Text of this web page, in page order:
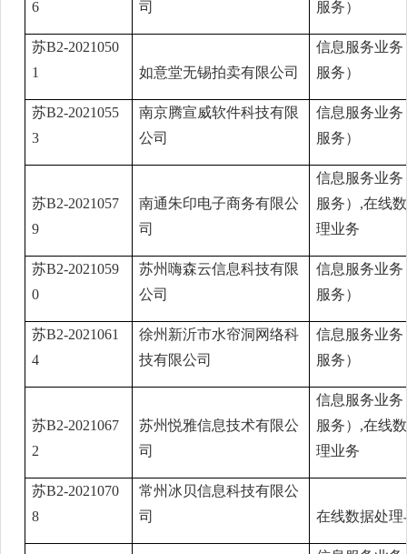
6
司
服务）
苏B2-2021050
1
如意堂无锡拍卖有限公司
信息服务业
服务）
苏B2-2021055
3
南京腾宣威软件科技有限
公司
信息服务业
服务）
苏B2-2021057
9
南通朱印电子商务有限公
司
信息服务业
服务）,在线
理业务
苏B2-2021059
0
苏州嗨森云信息科技有限
公司
信息服务业
服务）
苏B2-2021061
4
徐州新沂市水帘洞网络科
技有限公司
信息服务业
服务）
苏B2-2021067
2
苏州悦雅信息技术有限公
司
信息服务业
服务）,在线
理业务
苏B2-2021070
8
常州冰贝信息科技有限公
司
在线数据处